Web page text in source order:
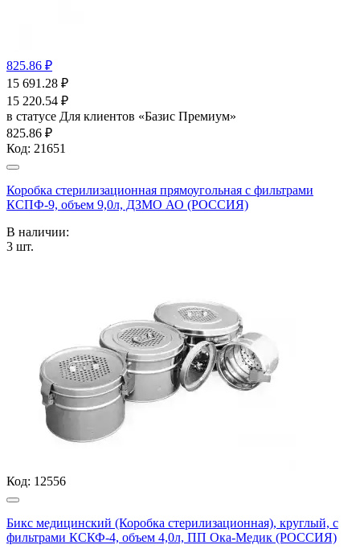
825.86 ₽
15 691.28 ₽
15 220.54 ₽
в статусе Для клиентов «Базис Премиум»
825.86 ₽
Код: 21651
Коробка стерилизационная прямоугольная с фильтрами
КСПФ-9, объем 9,0л, ДЗМО АО (РОССИЯ)
В наличии:
3 шт.
Код: 12556
Бикс медицинский (Коробка стерилизационная), круглый, с
фильтрами КСКФ-4, объем 4,0л, ПП Ока-Медик (РОССИЯ)